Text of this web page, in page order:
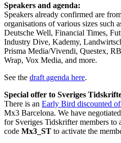
Speakers and agenda:
Speakers already confirmed are
organisations of various sizes such
Deutsche Well, Financial Times,
Industry Dive, Kademy,
Prisma Media/Vivendi, Questex,
Wrap, Vox Media, and more.
See the draft agenda here.
Special offer to Sveriges
There is an Early Bird discounted
Mx3 Barcelona. We have
for Sveriges Tidskrifter members to
code Mx3_ST to activate the